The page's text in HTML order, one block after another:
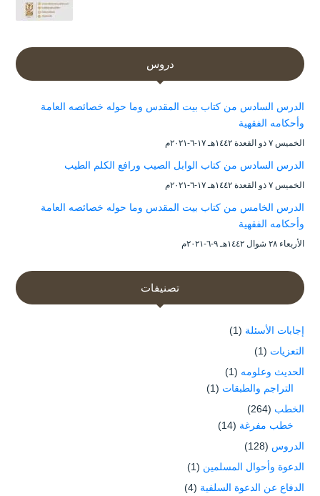
دروس
الدرس السادس من كتاب بيت المقدس وما حوله خصائصه العامة
وأحكامه الفقهية
الخميس ۷ ذو القعدة ۱٤٤۲هـ ۱۷-٦-۲۰۲۱م
الدرس السادس من كتاب الوابل الصيب ورافع الكلم الطيب
الخميس ۷ ذو القعدة ۱٤٤۲هـ ۱۷-٦-۲۰۲۱م
الدرس الخامس من كتاب بيت المقدس وما حوله خصائصه العامة
وأحكامه الفقهية
الأربعاء ۲۸ شوال ۱٤٤۲هـ ۹-٦-۲۰۲۱م
تصنيفات
إجابات الأسئلة (1)
التعزيات (1)
الحديث وعلومه (1)
التراجم والطبقات (1)
الخطب (264)
خطب مفرغة (14)
الدروس (128)
الدعوة وأحوال المسلمين (1)
الدفاع عن الدعوة السلفية (4)